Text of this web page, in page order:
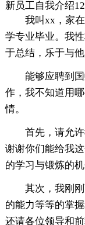
新员工自我介绍12
我叫xx，家
学专业毕业。我
于总结，乐于与他
能够应聘到
作，我不知道用
情。
首先，请允
谢谢你们能给我
的学习与锻炼的机
其次，我刚
的能力等等的掌
还请各位领导和